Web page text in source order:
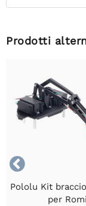
Prodotti

Pololu Kit
per Romi